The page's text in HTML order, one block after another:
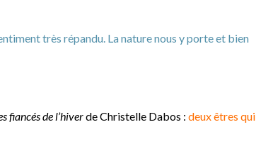
très répandu. La nature nous y porte et bien
fiancés de l’hiverde Christelle Dabos : deux êtres qui